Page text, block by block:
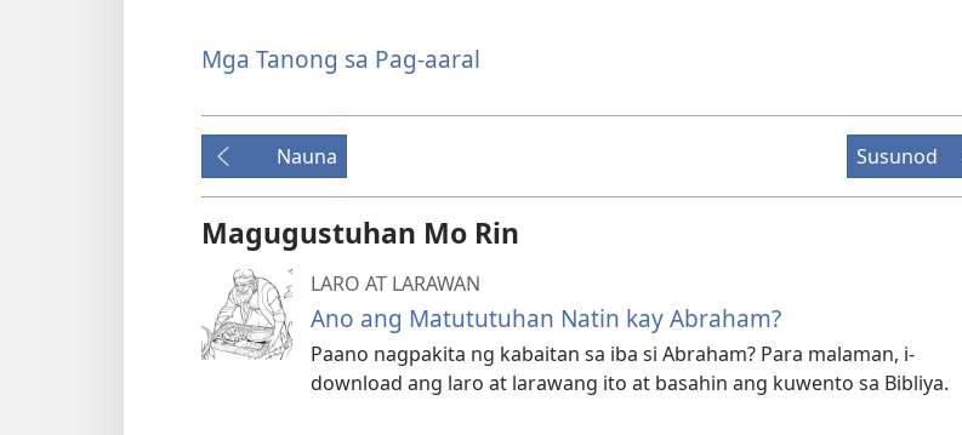
Mga Tanong sa Pag-aaral
Nauna Susunod
Magugustuhan Mo Rin
LARO AT LARAWAN
Ano ang Matututuhan Natin kay Abraham?
Paano nagpakita ng kabaitan sa iba si Abraham? Para malaman, i-
download ang laro at larawang ito at basahin ang kuwento sa Bibliya.